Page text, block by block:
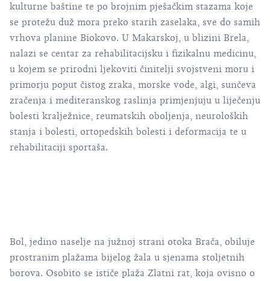
kulturne baštine te po brojnim pješačkim stazama koje
se protežu duž mora preko starih zaselaka, sve do samih
vrhova planine Biokovo. U Makarskoj, u blizini Brela,
nalazi se centar za rehabilitacijsku i fizikalnu medicinu,
u kojem se prirodni ljekoviti činitelji svojstveni moru i
primorju poput čistog zraka, morske vode, algi, sunčeva
zračenja i mediteranskog raslinja primjenjuju u liječenju
bolesti kralježnice, reumatskih oboljenja, neuroloških
stanja i bolesti, ortopedskih bolesti i deformacija te u
rehabilitaciji sportaša.
Bol, jedino naselje na južnoj strani otoka Brača, obiluje
prostranim plažama bijelog žala u sjenama stoljetnih
borova. Osobito se ističe plaža Zlatni rat, koja ovisno o